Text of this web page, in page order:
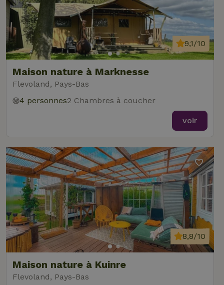
Maison nature à Marknesse
Flevoland, Pays-Bas
9,1/10
4 personnes2 Chambres à coucher
voir
Maison nature à Kuinre
Flevoland, Pays-Bas
8,8/10